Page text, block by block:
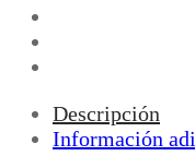
Descripción
Información